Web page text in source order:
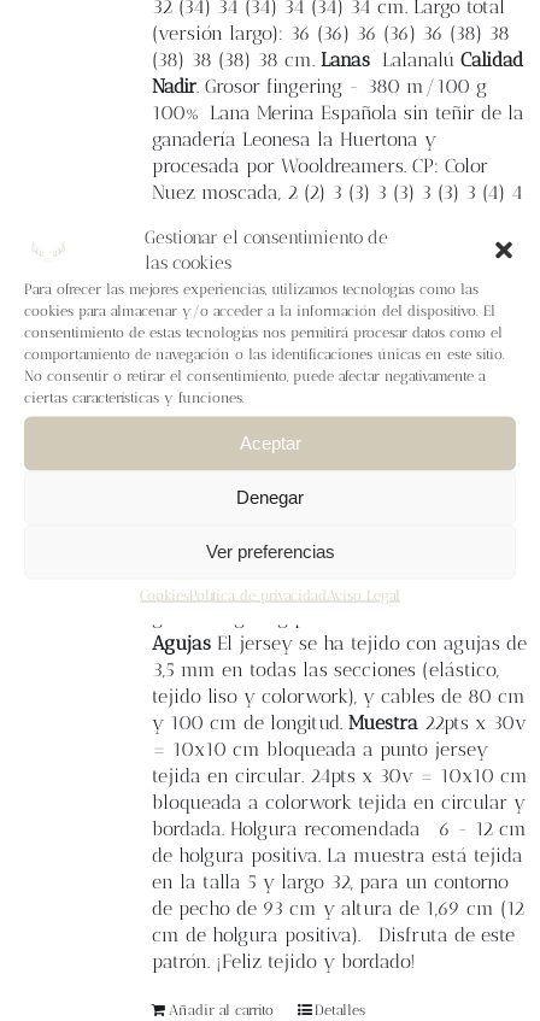
Gestionar el consentimiento de
las cookies
Para ofrecer las mejores experiencias, utilizamos tecnologías como las
cookies para almacenar y/o acceder a la información del dispositivo. El
consentimiento de estas tecnologías nos permitirá procesar datos como el
comportamiento de navegación o las identificaciones únicas en este sitio.
No consentir o retirar el consentimiento, puede afectar negativamente a
ciertas características y funciones.
Aceptar
Denegar
Ver preferencias
CookiesPolítica de privacidad Aviso Legal
32 (34) 34 (34) 34 (34) 34 cm. Largo total
(versión largo): 36 (36) 36 (36) 36 (38) 38
(38) 38 (38) 38 cm. Lanas Lalanalú Calidad
Nadir. Grosor fingering - 380 m/100 g
100% Lana Merina Española sin teñir de la
ganadería Leonesa la Huertona y
procesada por Wooldreamers. CP: Color
Nuez moscada, 2 (2) 3 (3) 3 (3) 3 (3) 3 (4) 4
(930) 987 (1037) 1087 (1137) 1180 (1223)
1325 metros. CF: Color Crudo, 1 (1) 1 (1) 1
(2) 2 (2) 2 (3) 3 madejas o
aproximadamente 210 (220) 334 (346) 375
(519) 591 (642) 723 (774) 897 metros.
LalanalúCalidad Zenit. Grosor fingering -
190 m/50 g 100% Lana Merina Española
de la ganadería Leonesa la Huertona teñida
en una paleta de colores creada por
madeja o aproximadamente 190 metros de
CC2: Color Albert, 1 madeja o
aproximadamente 190 metros de lana
Agujas El jersey se ha tejido con agujas de
3,5 mm en todas las secciones (elástico,
tejido liso y colorwork), y cables de 80 cm
y 100 cm de longitud. Muestra 22pts x 30v
= 10x10 cm bloqueada a punto jersey
tejida en circular. 24pts x 30v = 10x10 cm
bloqueada a colorwork tejida en circular y
bordada. Holgura recomendada
6 - 12 cm
de holgura positiva. La muestra está tejida
en la talla 5 y largo 32, para un contorno
de pecho de 93 cm y altura de 1,69 cm (12
cm de holgura positiva). Disfruta de este
patrón. ¡Feliz tejido y bordado!
Añadir al carrito Detalles